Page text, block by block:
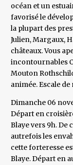
océan et un
favorisé le
la plupart des
Julien, Margaux,
châteaux. Vous
incontournables
Mouton
animée. Escale de
Dimanche 06
Départ en
Blaye vers 9h. De
autrefois les
cette forteresse
Blaye. Départ en